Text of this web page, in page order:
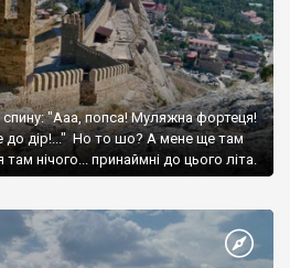
"Ааа, попса! Муляжна фортеця!
до дір!..." Но то шо? А мене ще там
нічого... принаймні до цього літа.